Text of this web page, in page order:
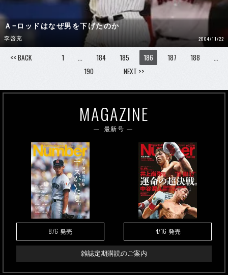
Ａ−ロッドはなぜ男を下げたのか
李啓充 2004/11/22
<< BACK 1 … 184 185 186 187 188
…
190
NEXT >>
MAGAZINE
最新号
8/6 発売 4/16 発売
雑誌定期購読のご案内